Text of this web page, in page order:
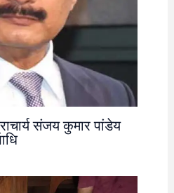
संजय कुमार पांडेय